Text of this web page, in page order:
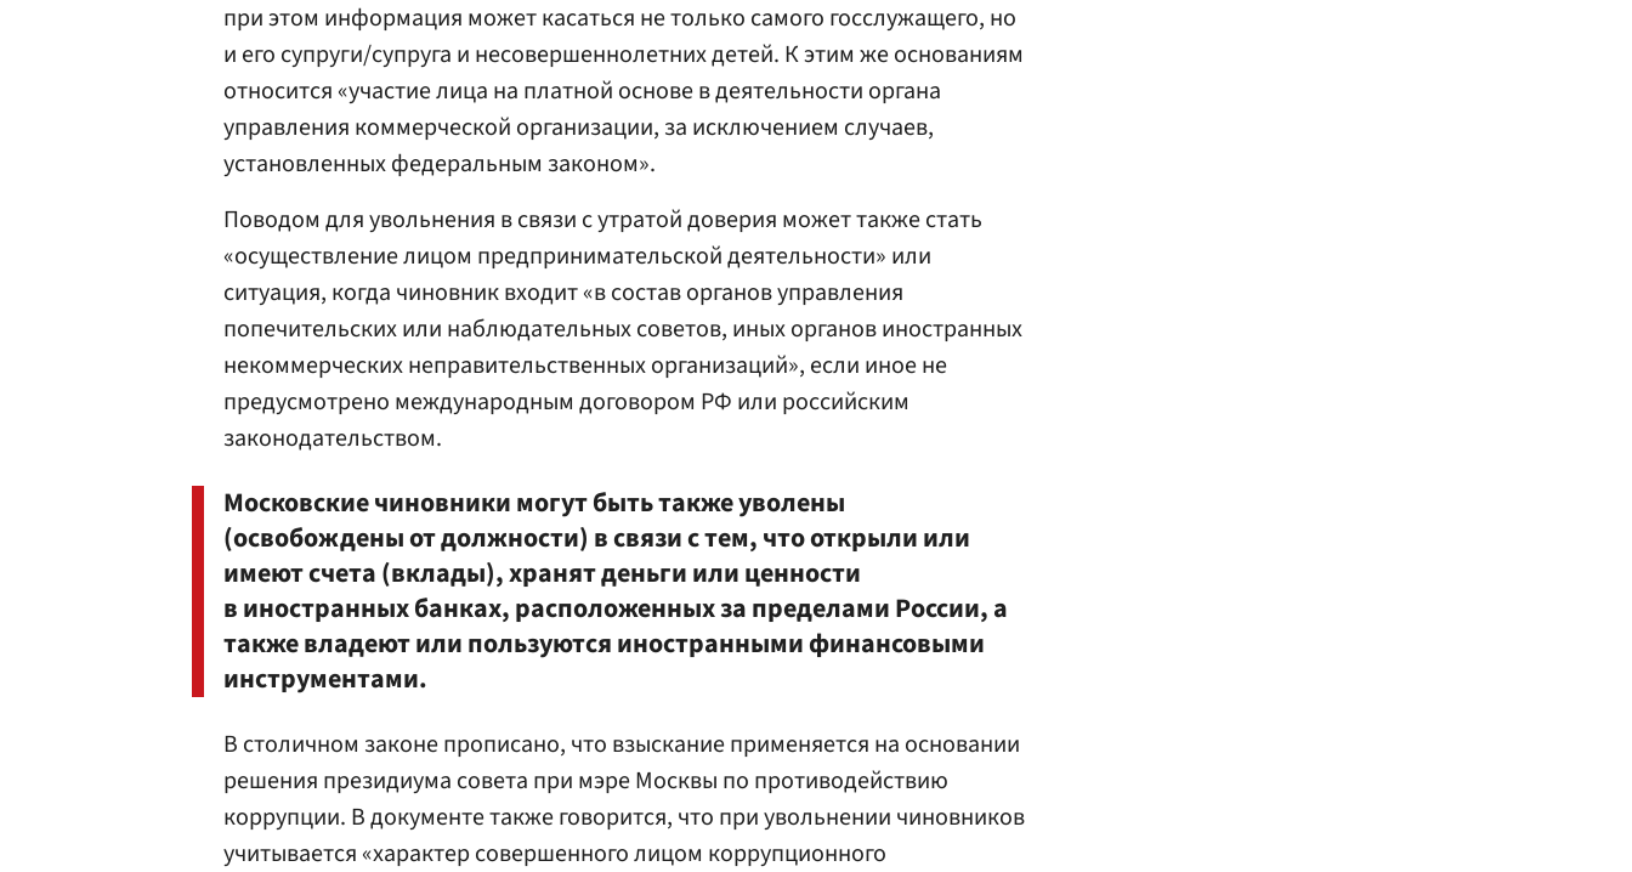
при этом информация может касаться не только самого госслужащего, но
и его супруги/супруга и несовершеннолетних детей. К этим же основаниям
относится «участие лица на платной основе в деятельности органа
управления коммерческой организации, за исключением случаев,
установленных федеральным законом».
Поводом для увольнения в связи с утратой доверия может также стать
«осуществление лицом предпринимательской деятельности» или
ситуация, когда чиновник входит «в состав органов управления
попечительских или наблюдательных советов, иных органов иностранных
некоммерческих неправительственных организаций», если иное не
предусмотрено международным договором РФ или российским
законодательством.
Московские чиновники могут быть также уволены
(освобождены от должности) в связи с тем, что открыли или
имеют счета (вклады), хранят деньги или ценности
в иностранных банках, расположенных за пределами России, а
также владеют или пользуются иностранными финансовыми
инструментами.
В столичном законе прописано, что взыскание применяется на основании
решения президиума совета при мэре Москвы по противодействию
коррупции. В документе также говорится, что при увольнении чиновников
учитывается «характер совершенного лицом коррупционного